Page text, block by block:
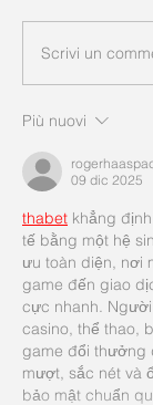
Scrivi un
Più nuovi
09 dic 2025
thabet khẳng
tế bằng một hệ
ưu toàn diện, nơi
game đến giao
cực nhanh.
casino, thể thao,
game đổi thưởng
mượt, sắc nét và
bảo mật chuẩn